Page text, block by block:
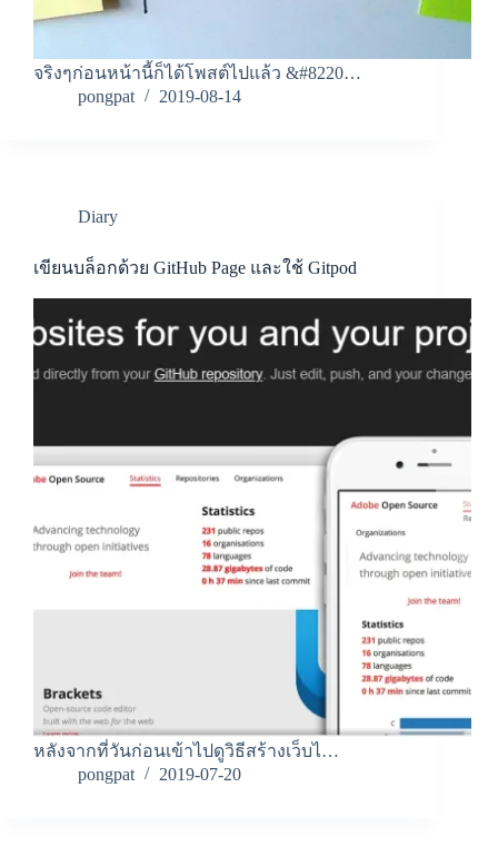
จริงๆก่อนหน้านี้ก็ได้โพสต์ไปแล้ว &#8220…
pongpat
2019-08-14
Diary
เขียนบล็อกด้วย GitHub Page และใช้ Gitpod
หลังจากที่วันก่อนเข้าไปดูวิธีสร้างเว็บไ…
pongpat
2019-07-20